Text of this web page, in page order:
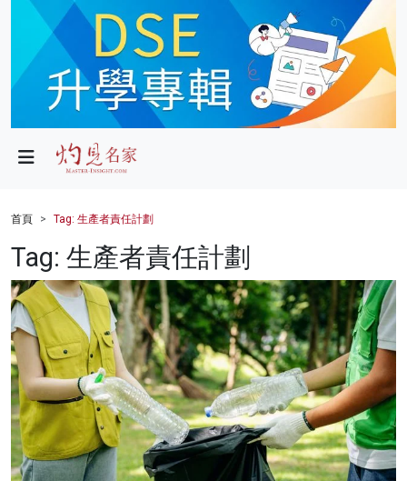
政局
財經
健康
商業
科技
影片
名家榜
灼見活動
首頁 Tag: 生產者責任計劃
Tag: 生產者責任計劃